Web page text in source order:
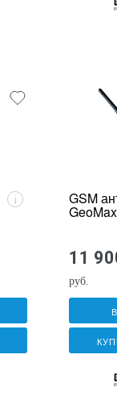
i GSM
11
руб.